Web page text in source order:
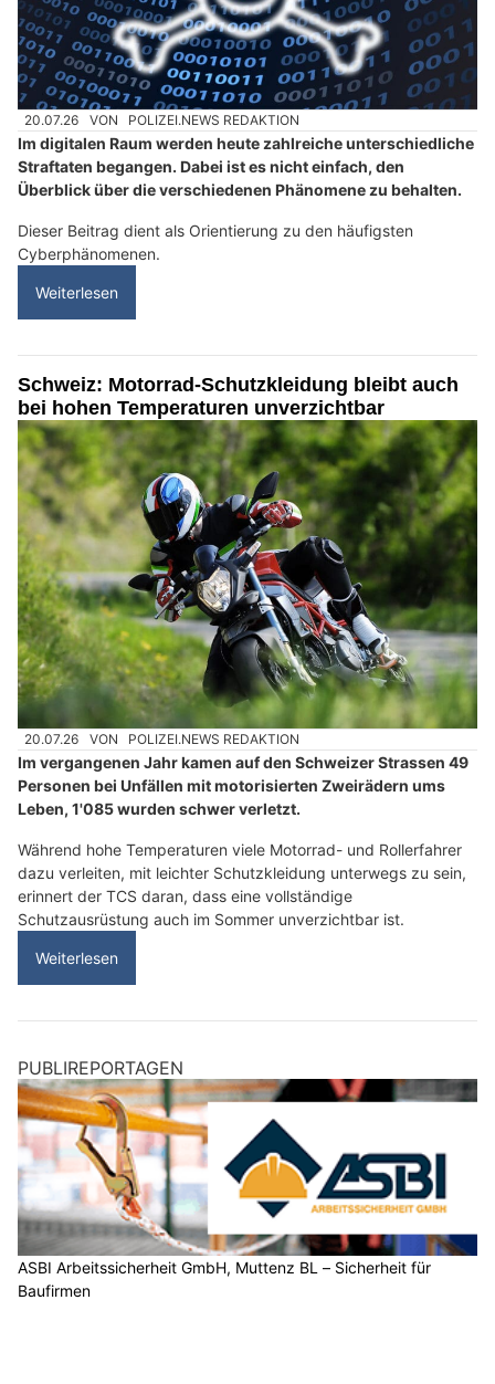
20.07.26 VON POLIZEI.NEWS REDAKTION
Im digitalen Raum werden heute zahlreiche unterschiedliche
Straftaten begangen. Dabei ist es nicht einfach, den
Überblick über die verschiedenen Phänomene zu behalten.
Dieser Beitrag dient als Orientierung zu den häufigsten
Cyberphänomenen.
Weiterlesen
Schweiz: Motorrad-Schutzkleidung bleibt auch
bei hohen Temperaturen unverzichtbar
20.07.26 VON POLIZEI.NEWS REDAKTION
Im vergangenen Jahr kamen auf den Schweizer Strassen 49
Personen bei Unfällen mit motorisierten Zweirädern ums
Leben, 1'085 wurden schwer verletzt.
Während hohe Temperaturen viele Motorrad- und Rollerfahrer
dazu verleiten, mit leichter Schutzkleidung unterwegs zu sein,
erinnert der TCS daran, dass eine vollständige
Schutzausrüstung auch im Sommer unverzichtbar ist.
Weiterlesen
PUBLIREPORTAGEN
ASBI Arbeitssicherheit GmbH, Muttenz BL – Sicherheit für
Baufirmen